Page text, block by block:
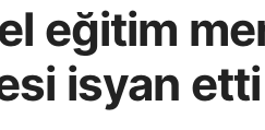
eğitim
isyan etti